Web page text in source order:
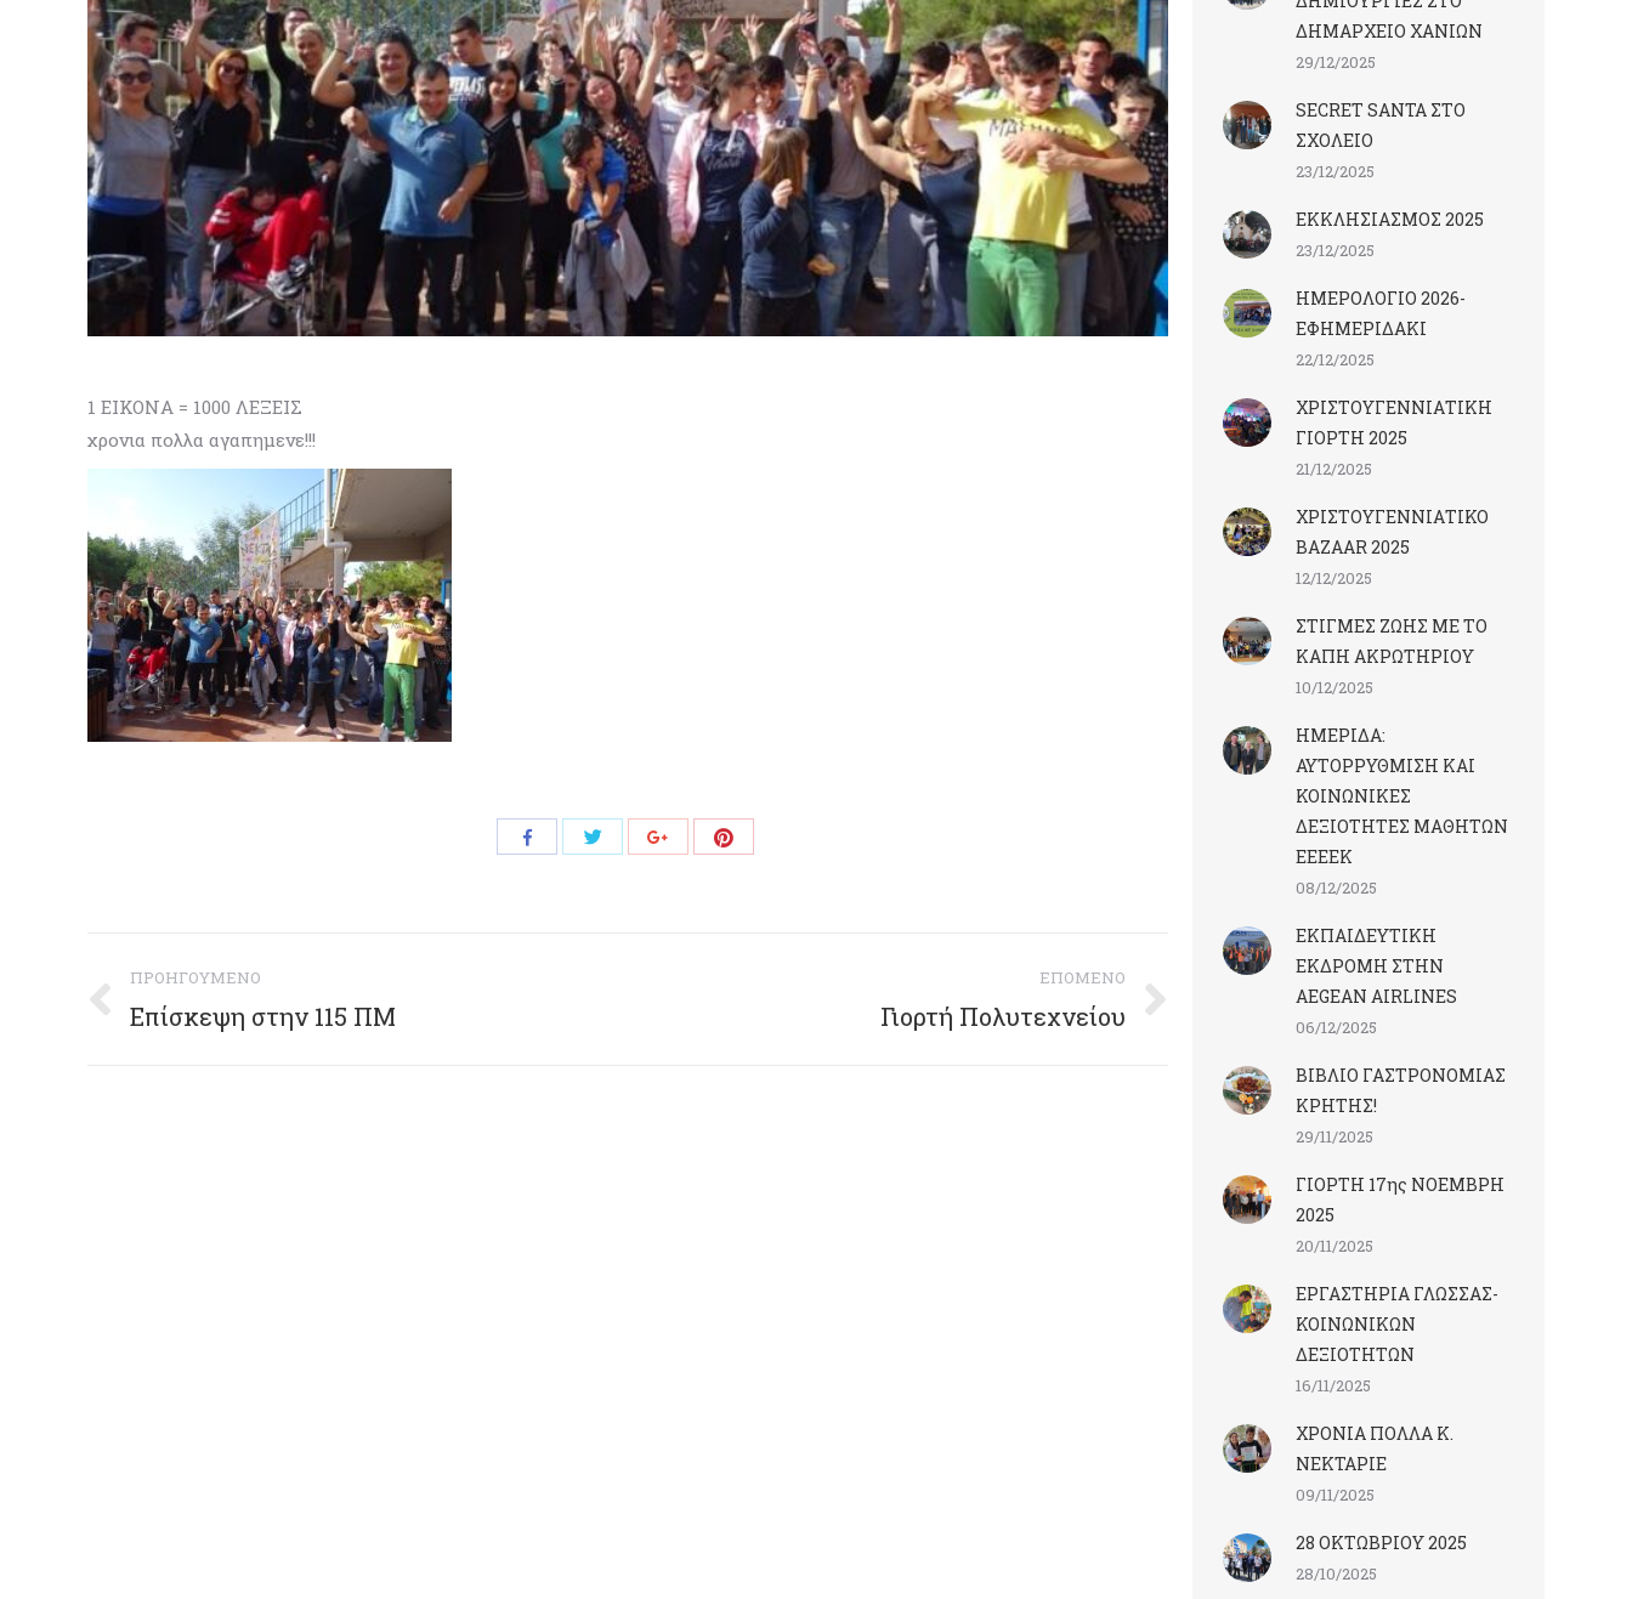
1 ΕΙΚΟΝΑ = 1000 ΛΕΞΕΙΣ
χρονια πολλα αγαπημενε!!!
Share
Share
Share
Post
navigation
ΠΡΟΗΓΟΎΜΕΝΟ
Previous
Επίσκεψη στην 115 ΠΜ
ΕΠΌΜΕΝΟ
Γιορτή Πολυτεχνείου
ΔΗΜΑΡΧΕΙΟ ΧΑΝΙΩΝ
29/12/2025
SECRET SANTA ΣΤΟ
ΣΧΟΛΕΙΟ
23/12/2025
ΕΚΚΛΗΣΙΑΣΜΟΣ 2025
23/12/2025
ΗΜΕΡΟΛΟΓΙΟ 2026-
ΕΦΗΜΕΡΙΔΑΚΙ
22/12/2025
ΧΡΙΣΤΟΥΓΕΝΝΙΑΤΙΚΗ
ΓΙΟΡΤΗ 2025
21/12/2025
ΧΡΙΣΤΟΥΓΕΝΝΙΑΤΙΚΟ
BAZAAR 2025
12/12/2025
ΣΤΙΓΜΕΣ ΖΩΗΣ ΜΕ ΤΟ
ΚΑΠΗ ΑΚΡΩΤΗΡΙΟΥ
10/12/2025
ΗΜΕΡΙΔΑ:
ΑΥΤΟΡΡΥΘΜΙΣΗ ΚΑΙ
ΚΟΙΝΩΝΙΚΕΣ
ΔΕΞΙΟΤΗΤΕΣ ΜΑΘΗΤΩΝ
ΕΕΕΕΚ
08/12/2025
ΕΚΠΑΙΔΕΥΤΙΚΗ
ΕΚΔΡΟΜΗ ΣΤΗΝ
AEGEAN AIRLINES
06/12/2025
ΒΙΒΛΙΟ ΓΑΣΤΡΟΝΟΜΙΑΣ
ΚΡΗΤΗΣ!
29/11/2025
ΓΙΟΡΤΗ 17ης ΝΟΕΜΒΡΗ
2025
20/11/2025
ΕΡΓΑΣΤΗΡΙΑ ΓΛΩΣΣΑΣ-
ΚΟΙΝΩΝΙΚΩΝ
ΔΕΞΙΟΤΗΤΩΝ
16/11/2025
ΧΡΟΝΙΑ ΠΟΛΛΑ Κ.
ΝΕΚΤΑΡΙΕ
09/11/2025
28 ΟΚΤΩΒΡΙΟΥ 2025
28/10/2025